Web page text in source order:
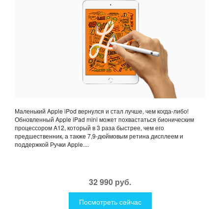
Маленький Apple iPod вернулся и стал лучше, чем когда-либо!
Обновленный Apple iPad mini может похвастаться бионическим
процессором A12, который в 3 раза быстрее, чем его
предшественник, а также 7,9-дюймовым ретина дисплеем и
поддержкой Ручки Apple....
32 990 руб.
Посмотреть сейчас